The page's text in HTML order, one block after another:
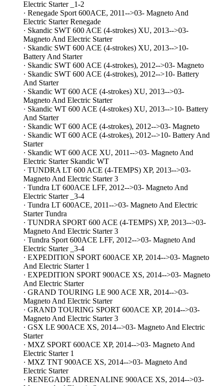
Electric Starter _1-2
· Renegade Sport 600ACE, 2011-->03- Magneto And
Electric Starter Renegade
· Skandic SWT 600 ACE (4-strokes) XU, 2013-->03-
Magneto And Electric Starter
· Skandic SWT 600 ACE (4-strokes) XU, 2013-->10-
Battery And Starter
· Skandic SWT 600 ACE (4-strokes), 2012-->03- Magneto
· Skandic SWT 600 ACE (4-strokes), 2012-->10- Battery
And Starter
· Skandic WT 600 ACE (4-strokes) XU, 2013-->03-
Magneto And Electric Starter
· Skandic WT 600 ACE (4-strokes) XU, 2013-->10- Battery
And Starter
· Skandic WT 600 ACE (4-strokes), 2012-->03- Magneto
· Skandic WT 600 ACE (4-strokes), 2012-->10- Battery And
Starter
· Skandic WT 600 ACE XU, 2011-->03- Magneto And
Electric Starter Skandic WT
· TUNDRA LT 600 ACE (4-TEMPS) XP, 2013-->03-
Magneto And Electric Starter 3
· Tundra LT 600ACE LFF, 2012-->03- Magneto And
Electric Starter _3-4
· Tundra LT 600ACE, 2011-->03- Magneto And Electric
Starter Tundra
· TUNDRA SPORT 600 ACE (4-TEMPS) XP, 2013-->03-
Magneto And Electric Starter 3
· Tundra Sport 600ACE LFF, 2012-->03- Magneto And
Electric Starter _3-4
· EXPEDITION SPORT 600ACE XP, 2014-->03- Magneto
And Electric Starter 1
· EXPEDITION SPORT 900ACE XS, 2014-->03- Magneto
And Electric Starter
· GRAND TOURING LE 900 ACE XR, 2014-->03-
Magneto And Electric Starter
· GRAND TOURING SPORT 600ACE XP, 2014-->03-
Magneto And Electric Starter 3
· GSX LE 900ACE XS, 2014-->03- Magneto And Electric
Starter
· MXZ SPORT 600ACE XP, 2014-->03- Magneto And
Electric Starter 1
· MXZ TNT 900ACE XS, 2014-->03- Magneto And
Electric Starter
· RENEGADE ADRENALINE 900ACE XS, 2014-->03-